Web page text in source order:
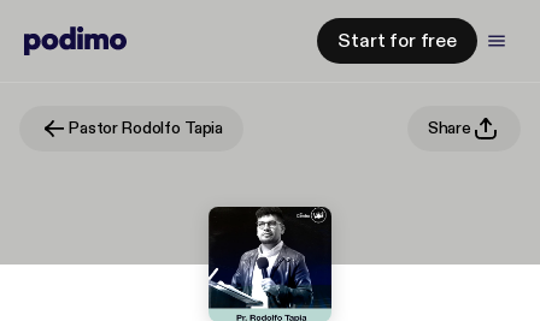
Start for free
Pastor Rodolfo Tapia Share